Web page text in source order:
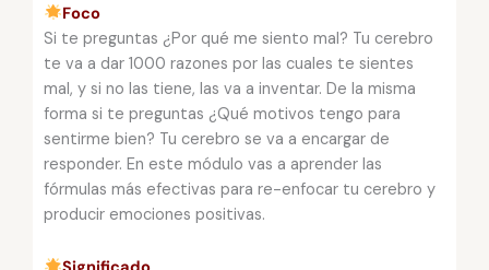
Foco
Si te preguntas ¿Por qué me siento mal? Tu cerebro
te va a dar 1000 razones por las cuales te sientes
mal, y si no las tiene, las va a inventar. De la misma
forma si te preguntas ¿Qué motivos tengo para
sentirme bien? Tu cerebro se va a encargar de
responder. En este módulo vas a aprender las
fórmulas más efectivas para re-enfocar tu cerebro y
producir emociones positivas.